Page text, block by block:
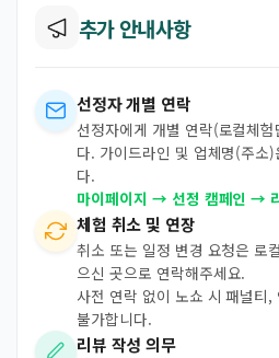
추가 안내사항
선정자 개별 연락
선정자에게 개별 연락(로컬체
다. 가이드라인 및 업체명(주소
다.
마이페이지 → 선정 캠페인 →
체험 취소 및 연장
취소 또는 일정 변경 요청은 로
으신 곳으로 연락해주세요.
사전 연락 없이 노쇼 시 패널티
불가합니다.
리뷰 작성 의무